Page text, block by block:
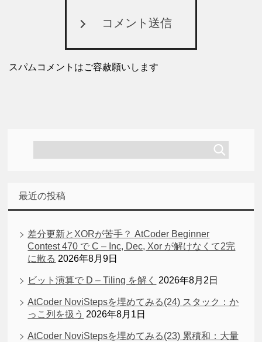
コメント送信
スパムコメントはご容赦願いします
最近の投稿
差分更新とXORが苦手？ AtCoder Beginner
Contest 470 で C – Inc, Dec, Xor が解けなくて2完
に散る 2026年8月9日
ビット演算で D – Tiling を解く 2026年8月2日
AtCoder NoviStepsを埋めてみる(24) スタック：か
っこ列を扱う 2026年8月1日
AtCoder NoviStepsを埋めてみる(23) 累積和：大量